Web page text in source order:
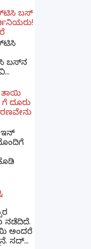
ಬಸ್​
ಬಸ್‌ನ
ತಾಯಿ
ದೂರು
​ಇನ್​
ನಡೆದಿದೆ.
ಅಂದರೆ
ಸದ್...